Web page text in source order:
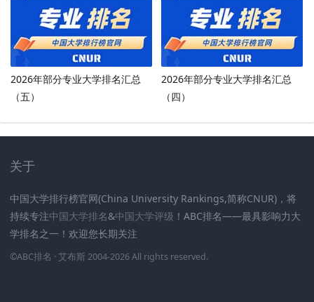
2026年部分专业大学排名汇总
（五）
2026年部分专业大学排名汇总
（四）
关于
中国大学排行榜官网(China University Rankings,简称CNUR)，将
持续专注中国大学排名&中国大学评级 ！ABC排名——最具影响力大
学排名之一！欢迎您长期关注
©ABC排名 · 艾布斯 2004-2026 All rights reserved.